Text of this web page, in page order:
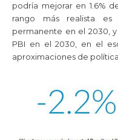
podría mejorar en 1.6%
rango más realista
permanente en el 2030,
PBI en el 2030, en el
aproximaciones de política.